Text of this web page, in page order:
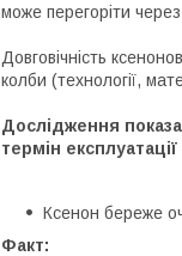
може перегоріти
Довговічність
колби (технології,
Дослідження
термін
Ксенон береже
Факт: